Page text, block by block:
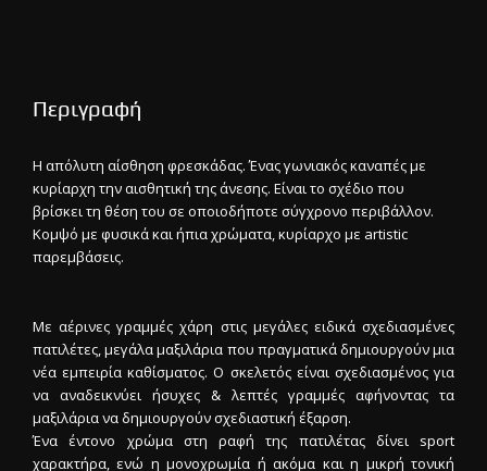
Περιγραφή
Η απόλυτη αίσθηση φρεσκάδας. Ένας γωνιακός καναπές με
κυρίαρχη την αισθητική της άνεσης. Είναι το σχέδιο που
βρίσκει τη θέση του σε οποιοδήποτε σύγχρονο περιβάλλον.
Κομψό με φυσικά και ήπια χρώματα, κυρίαρχο με artistic
παρεμβάσεις.
Με αέρινες γραμμές χάρη στις μεγάλες ειδικά σχεδιασμένες
πατιλέτες, μεγάλα μαξιλάρια που πραγματικά δημιουργούν μια
νέα εμπειρία καθίσματος. Ο σκελετός είναι σχεδιασμένος για
να αναδεικνύει ήσυχες & λεπτές γραμμές αφήνοντας τα
μαξιλάρια να δημιουργούν σχεδιαστική έξαρση.
Ένα έντονο χρώμα στη ραφή της πατιλέτας δίνει sport
χαρακτήρα, ενώ η μονοχρωμία ή ακόμα και η μικρή τονική